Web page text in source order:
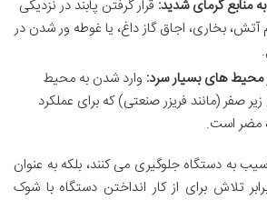
منابع گرمای شدید: قرار گرفتن پابند در نزدیکی
بخاری، اجاق گاز داغ، یا غوطه ور شدن در
محیط های بسیار سرد: وارد شدن به محیط
صفر (مانند فریزر صنعتی) که برای عملکرد
مضر است.
به دستگاه جلوگیری می کنند، بلکه به عنوان
تلاش برای از کار انداختن دستگاه با شوک